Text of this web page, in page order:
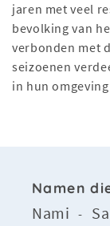
jaren met veel
bevolking van
verbonden met
seizoenen
in hun
Namen
Nami -